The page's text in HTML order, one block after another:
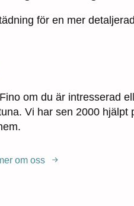
för en mer
om du är intresserad
Vi har sen 2000 hjälpt
om oss